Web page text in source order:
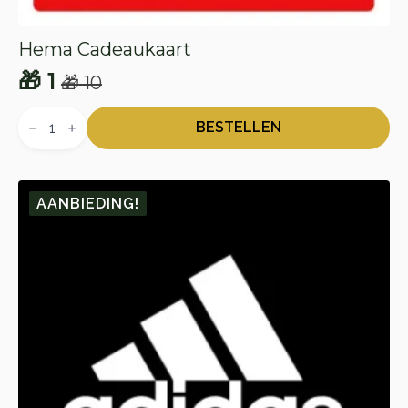
Hema Cadeaukaart
🎁10
Oorspronkelijke
prijs
🎁 10.
🎁 1
Huidige
prijs
🎁 1.
Cadeaukaart
BESTELLEN
AANBIEDING!